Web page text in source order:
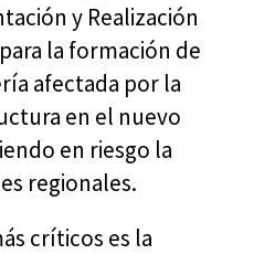
y Realización
la formación de
afectada por la
en el nuevo
en riesgo la
regionales.
críticos es la